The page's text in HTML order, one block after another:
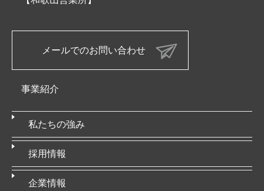
メールでのお問い合わせ
事業紹介
私たちの強み
採用情報
企業情報